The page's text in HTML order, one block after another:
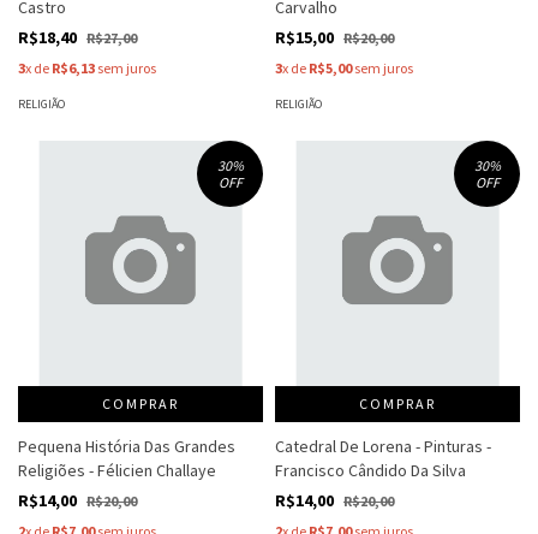
Castro
R$18,40 R$27,00
3x de R$6,13 sem juros
RELIGIÃO
Carvalho
R$15,00 R$20,00
3x de R$5,00sem juros
RELIGIÃO
30%
OFF
COMPRAR
Pequena História Das Grandes
Religiões - Félicien Challaye
R$14,00 R$20,00
30%
OFF
COMPRAR
Catedral De Lorena - Pinturas -
Francisco Cândido Da Silva
R$14,00 R$20,00